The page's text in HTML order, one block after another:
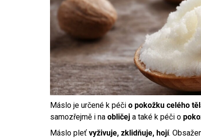
Máslo je určené k péči o pokožku celého
samozřejmě i na obličej a také k péči o
Máslo pleť vyživuje, zklidňuje, hojí.